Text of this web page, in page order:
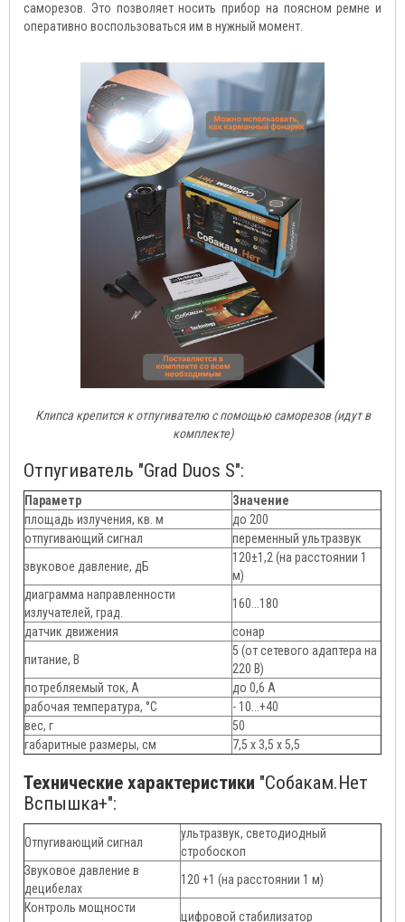
саморезов. Это позволяет носить прибор на поясном ремне и
оперативно воспользоваться им в нужный момент.
Клипса крепится к отпугивателю с помощью саморезов (идут в
комплекте)
Отпугиватель "Grad Duos S":
Параметр
Значение
площадь излучения, кв. м
до 200
отпугивающий сигнал
переменный ультразвук
звуковое давление, дБ
120±1,2 (на расстоянии 1
м)
диаграмма направленности
излучателей, град.
160...180
датчик движения
сонар
питание, В
5 (от сетевого адаптера на
220 В)
потребляемый ток, А
до 0,6 А
рабочая температура, °С
- 10...+40
вес, г
50
габаритные размеры, см
7,5 х 3,5 х 5,5
Технические характеристики "Собакам.Нет
Вспышка+":
Отпугивающий сигнал
ультразвук, светодиодный
стробоскоп
Звуковое давление в
децибелах
120 +1 (на расстоянии 1 м)
Контроль мощности
цифровой стабилизатор